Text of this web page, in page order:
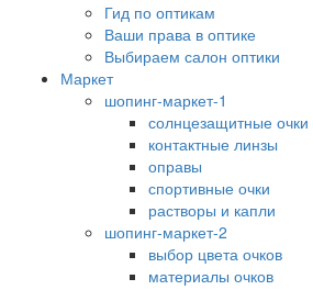
Гид по оптикам
Ваши права в оптике
Выбираем салон оптики
Маркет
шопинг-маркет-1
солнцезащитные очки
контактные линзы
оправы
спортивные очки
растворы и капли
шопинг-маркет-2
выбор цвета очков
материалы очков